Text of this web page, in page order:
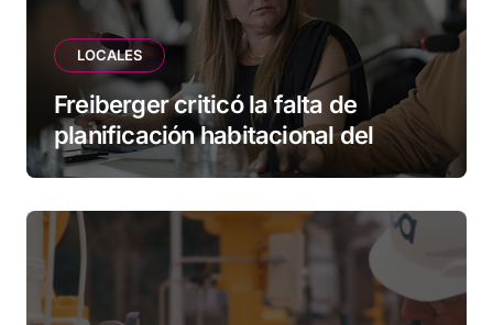
LOCALES
Freiberger criticó la falta de
planificación habitacional del
Municipio: “Vuoto deja afuera a
esperando”